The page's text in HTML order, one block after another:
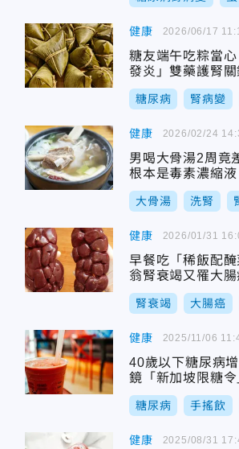
健康
糖友端午吃粽當
發炎」雙藥護腎關
糖尿病 腎病變
2026/06/17
健康
男喝大骨湯2周竟
根本是毒素濃縮液
大骨湯 洗腎
2026/02/24
健康
早餐吃「稀飯配
翁腎衰竭又罹大腸
腎衰竭 大腸癌
2026/01/31
健康
40歲以下糖尿病
鏡「新加坡限糖令
糖尿病 手搖飲
2025/11/06
健康 2025/08/31